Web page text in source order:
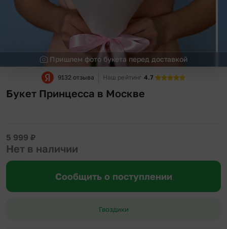
Пришлем фото букета перед доставкой
9132 отзыва Наш рейтинг 4.7
Букет Принцесса в Москве
5 999 ₽
Нет в наличии
Сообщить о поступлении
Гвоздики